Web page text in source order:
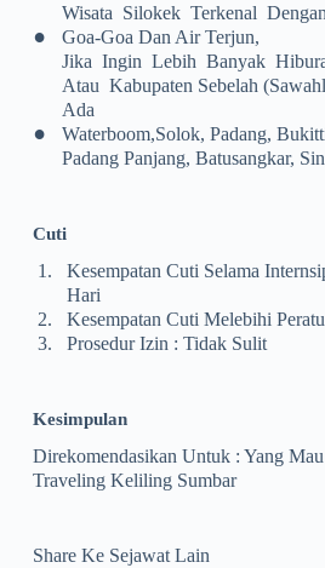
Wisata Silokek Terkenal
•
Goa-Goa Dan Air Terjun,
Jika Ingin Lebih Banyak
Atau Kabupaten Sebelah
Ada
•
Waterboom,Solok, Padang,
Padang Panjang, Batusangkar,
Cuti
1.
Kesempatan Cuti Selama
Hari
2.
Kesempatan Cuti Melebihi
3.
Prosedur Izin : Tidak Sulit
Kesimpulan
Direkomendasikan Untuk : Yang
Traveling Keliling Sumbar
Share Ke Sejawat Lain